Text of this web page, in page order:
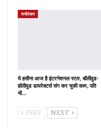
मनोरंजन
ये हसीना आज है इंटरनेशनल स्टार, बॉलीवुड-
हॉलीवुड डायरेक्टर्स संग कर चुकी काम, पति
भी…
PREV NEXT